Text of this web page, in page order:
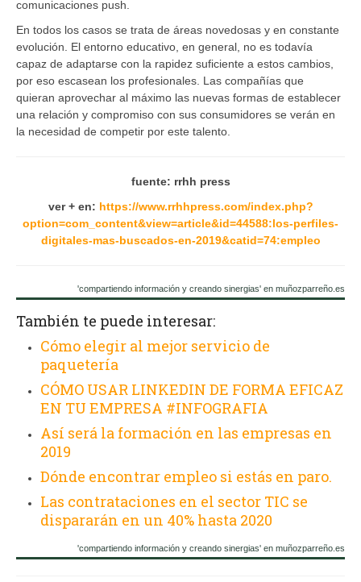
comunicaciones push.
En todos los casos se trata de áreas novedosas y en constante
evolución. El entorno educativo, en general, no es todavía
capaz de adaptarse con la rapidez suficiente a estos cambios,
por eso escasean los profesionales. Las compañías que
quieran aprovechar al máximo las nuevas formas de establecer
una relación y compromiso con sus consumidores se verán en
la necesidad de competir por este talento.
fuente: rrhh press
ver + en: https://www.rrhhpress.com/index.php?
option=com_content&view=article&id=44588:los-perfiles-
digitales-mas-buscados-en-2019&catid=74:empleo
'compartiendo información y creando sinergias' en muñozparreño.es
También te puede interesar:
Cómo elegir al mejor servicio de
paquetería
CÓMO USAR LINKEDIN DE FORMA EFICAZ
EN TU EMPRESA #INFOGRAFIA
Así será la formación en las empresas en
2019
Dónde encontrar empleo si estás en paro.
Las contrataciones en el sector TIC se
dispararán en un 40% hasta 2020
'compartiendo información y creando sinergias' en muñozparreño.es